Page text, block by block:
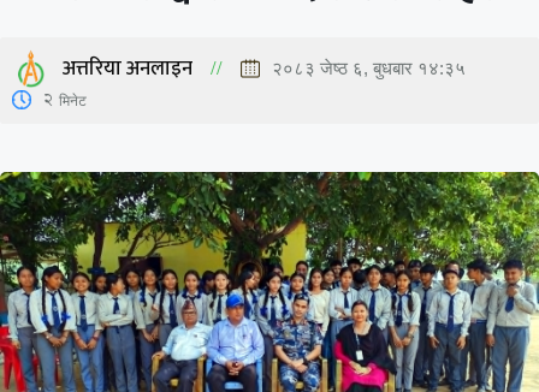
अत्तरिया अनलाइन २०८३ जेष्ठ ६, बुधबार १४:३५
2 मिनेट